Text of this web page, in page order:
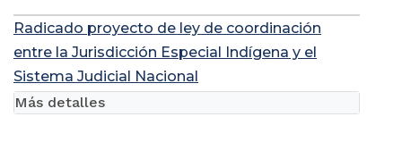
Radicado proyecto de ley de coordinación
entre la Jurisdicción Especial Indígena y el
Sistema Judicial Nacional
Más detalles